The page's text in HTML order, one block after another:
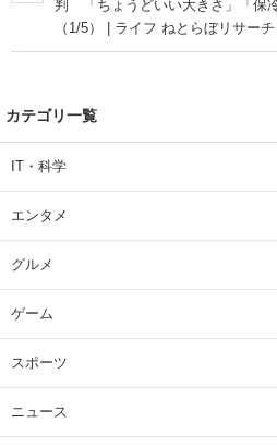
判 「ちょうどいい大きさ」「保
（1/5） | ライフ ねとらぼリサーチ
カテゴリ一覧
IT・科学
エンタメ
グルメ
ゲーム
スポーツ
ニュース